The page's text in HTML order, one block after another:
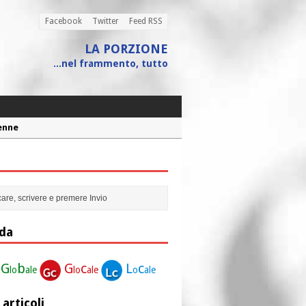
Facebook Twitter Feed RSS
LA PORZIONE
...nel frammento, tutto
la nostra vita”
G lobale G locale Locale
articoli